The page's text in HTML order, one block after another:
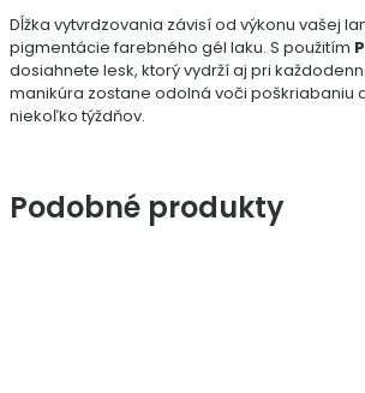
Dĺžka vytvrdzovania závisí od výkonu vašej
pigmentácie farebného gél laku. S použitím
dosiahnete lesk, ktorý vydrží aj pri
manikúra zostane odolná voči poškriabaniu
niekoľko týždňov.
Podobné produkty